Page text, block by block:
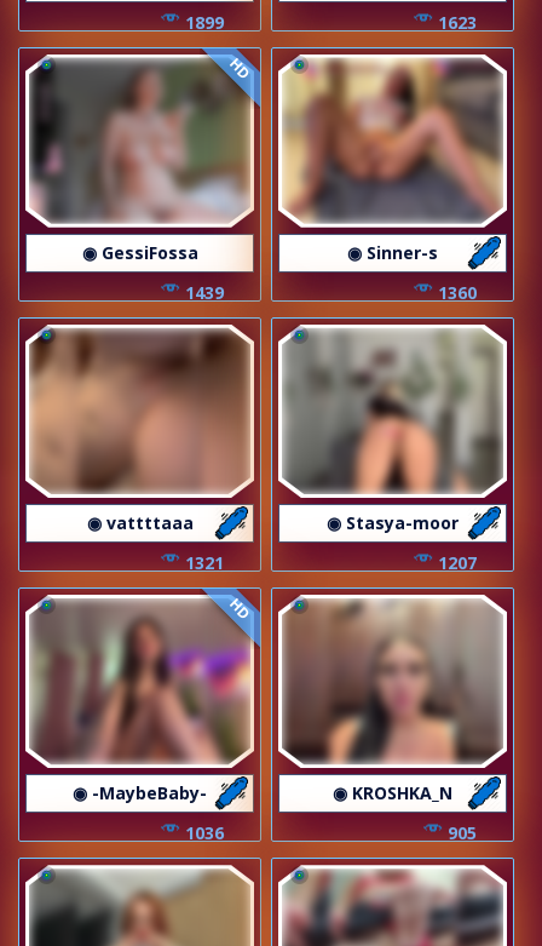
1899
1623
HD
◉ GessiFossa
1439
◉ Sinner-s
1360
◉ vattttaaa
1321
◉ Stasya-moor
1207
HD
◉ -MaybeBaby-
1036
◉ KROSHKA_N
905